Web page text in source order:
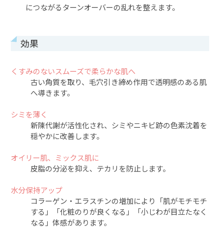
につながるターンオーバーの乱れを整えます。
効果
くすみのないスムーズで柔らかな肌へ
古い角質を取り、毛穴引き締め作用で透明感のある肌
へ導きます。
シミを薄く
新陳代謝が活性化され、シミやニキビ跡の色素沈着を
穏やかに改善します。
オイリー肌、ミックス肌に
皮脂の分泌を抑え、テカリを防止します。
水分保持アップ
コラーゲン・エラスチンの増加により「肌がモチモチ
する」「化粧のりが良くなる」「小じわが目立たなく
なる」体感があります。